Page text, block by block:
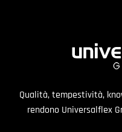
Qualità, tempestività,
rendono Universalflex